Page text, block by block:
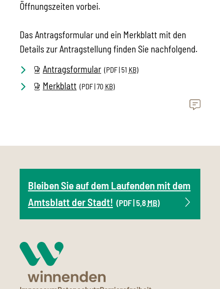
Öffnungszeiten vorbei.
Das Antragsformular und ein Merkblatt mit den
Details zur Antragstellung finden Sie nachfolgend.
Antragsformular (PDF | 51 KB)
Merkblatt (PDF | 70 KB)
Bleiben Sie auf dem Laufenden mit dem
Amtsblatt der Stadt! (PDF | 5,8 MB)